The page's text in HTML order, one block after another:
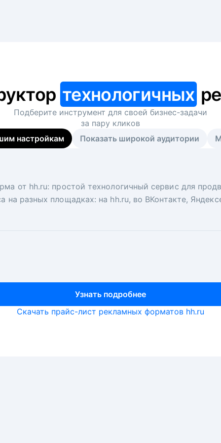
технологичных
Подберите инструмент для своей бизнес-задачи
за пару кликов
настройкам
Показать широкой аудитории
от hh.ru: простой технологичный сервис для
на разных площадках: на hh.ru, во ВКонтакте,
Узнать подробнее
вакансий на главной странице hh.ru.
ключ. Решите, сколько кандидатов и когда вам
рекрутеры и проектные менеджеры hh.ru с
Узнать подробнее
Скачать прайс-лист рекламных форматов hh.ru